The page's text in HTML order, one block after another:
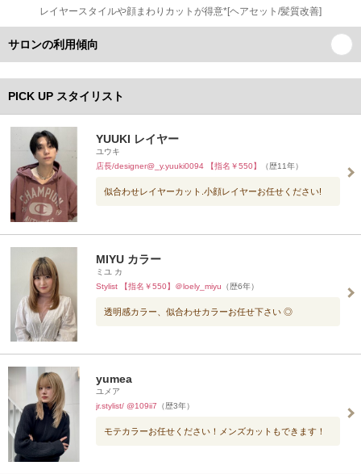
レイヤースタイルや顔まわりカットが得意*[ヘアセット/髪質改善]
サロンの利用傾向
PICK UP スタイリスト
YUUKI レイヤー
ユウキ
店長/designer@_y.yuuki0094 【指名￥550】
（歴11年）
似合わせレイヤーカット.小顔レイヤーお任せください!
MIYU カラー
ミユ カ
Stylist 【指名￥550】＠loely_miyu （歴6年）
透明感カラー、似合わせカラーお任せ下さい ◎
yumea
ユメア
jr.stylist/ @109ii7 （歴3年）
モテカラーお任せください！メンズカットもできます！